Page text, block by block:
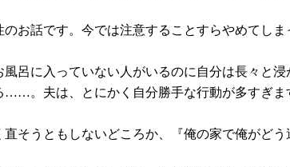
お話です。今では注意することすらやめてしま
呂に入っていない人がいるのに自分は長々と
。夫は、とにかく自分勝手な行動が多すぎま
そうともしないどころか、『俺の家で俺がど